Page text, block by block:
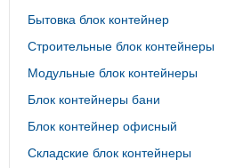
Бытовка блок контейнер
Строительные блок контейнеры
Модульные блок контейнеры
Блок контейнеры бани
Блок контейнер офисный
Складские блок контейнеры